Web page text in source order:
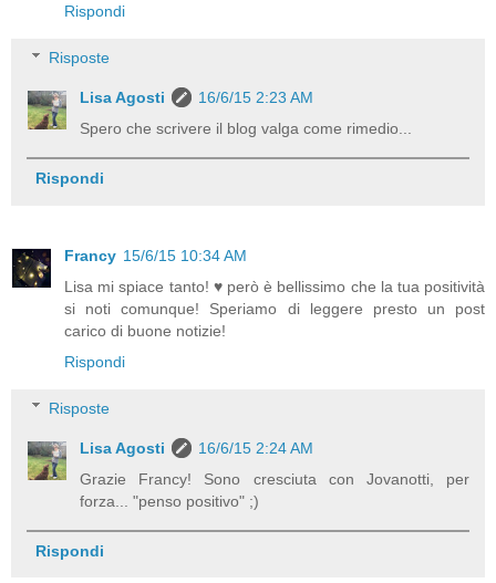
Rispondi
Risposte
Lisa Agosti
16/6/15 2:23 AM
Spero che scrivere il blog valga come rimedio...
Rispondi
Francy 15/6/15 10:34 AM
Lisa mi spiace tanto! ♥ però è bellissimo che la tua positività
si noti comunque! Speriamo di leggere presto un post
carico di buone notizie!
Rispondi
Risposte
Lisa Agosti
16/6/15 2:24 AM
Grazie Francy! Sono cresciuta con Jovanotti, per
forza... "penso positivo" ;)
Rispondi